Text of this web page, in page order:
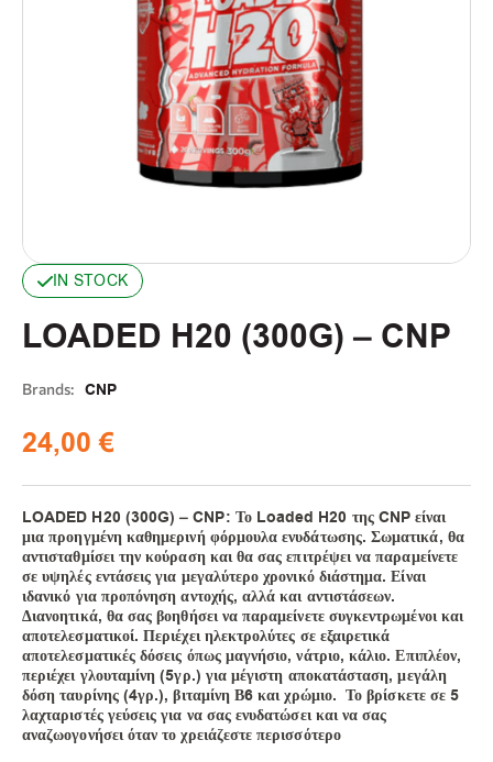
IN STOCK
LOADED H20 (300G) – CNP
Brands: CNP
24,00€
LOADED H20 (300G) – CNP: Το Loaded H20 της CNP είναι
μια προηγμένη καθημερινή φόρμουλα ενυδάτωσης. Σωματικά, θα
αντισταθμίσει την κούραση και θα σας επιτρέψει να παραμείνετε
σε υψηλές εντάσεις για μεγαλύτερο χρονικό διάστημα. Είναι
ιδανικό για προπόνηση αντοχής, αλλά και αντιστάσεων.
Διανοητικά, θα σας βοηθήσει να παραμείνετε συγκεντρωμένοι και
αποτελεσματικοί. Περιέχει ηλεκτρολύτες σε εξαιρετικά
αποτελεσματικές δόσεις όπως μαγνήσιο, νάτριο, κάλιο. Επιπλέον,
περιέχει γλουταμίνη (5γρ.) για μέγιστη αποκατάσταση, μεγάλη
δόση ταυρίνης (4γρ.), βιταμίνη Β6 και χρώμιο. Το βρίσκετε σε 5
λαχταριστές γεύσεις για να σας ενυδατώσει και να σας
αναζωογονήσει όταν το χρειάζεστε περισσότερο